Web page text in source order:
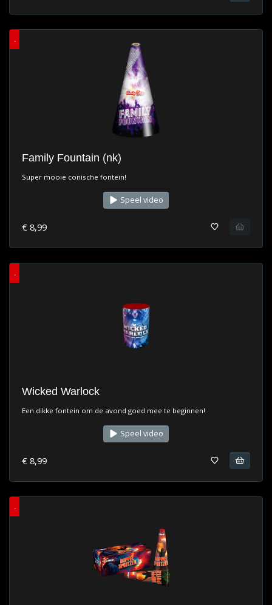
.
Family Fountain (nk)
Super mooie conische fontein!
Speel video
€ 8,99
.
Wicked Warlock
Een dikke fontein om de avond goed mee te beginnen!
Speel video
€ 8,99
.